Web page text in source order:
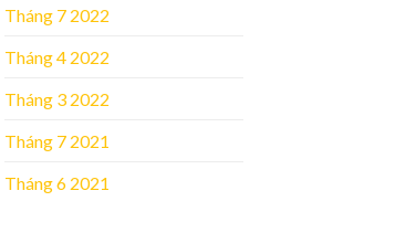
Tháng 7 2022
Tháng 4 2022
Tháng 3 2022
Tháng 7 2021
Tháng 6 2021